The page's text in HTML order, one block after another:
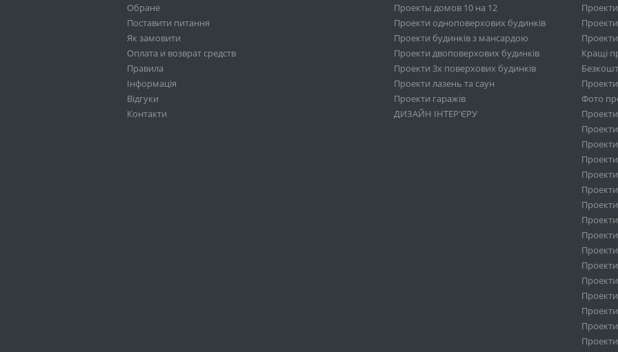
Обране
Поставити питання
Як замовити
Оплата и возврат средств
Правила
Інформація
Відгуки
Контакти
Проекты домов 10 на 12
Проекти одноповерхових будинків
Проекти будинків з мансардою
Проекти двоповерхових будинків
Проекти 3х поверхових будинків
Проекти лазень та саун
Проекти гаражів
ДИЗАЙН ІНТЕР'ЄРУ
Проекти
Кращі
Фото